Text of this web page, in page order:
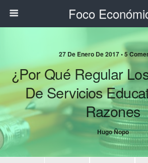
Foco
27 De Enero De 2017 • 5
¿Por Qué Regular
De Servicios
Razones
Hugo Ñopo